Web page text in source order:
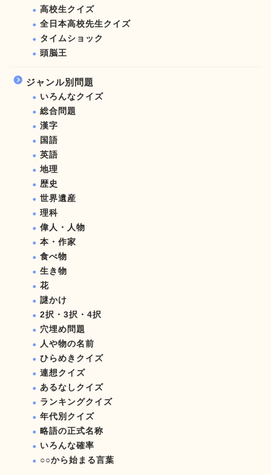
高校生クイズ
全日本高校先生クイズ
タイムショック
頭脳王
ジャンル別問題
いろんなクイズ
総合問題
漢字
国語
英語
地理
歴史
世界遺産
理科
偉人・人物
本・作家
食べ物
生き物
花
謎かけ
2択・3択・4択
穴埋め問題
人や物の名前
ひらめきクイズ
連想クイズ
あるなしクイズ
ランキングクイズ
年代別クイズ
略語の正式名称
いろんな確率
○○から始まる言葉